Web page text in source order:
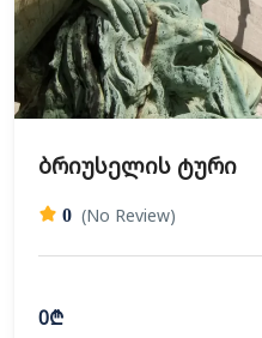
ბრიუსელის ტური
0 (No Review)
0₾